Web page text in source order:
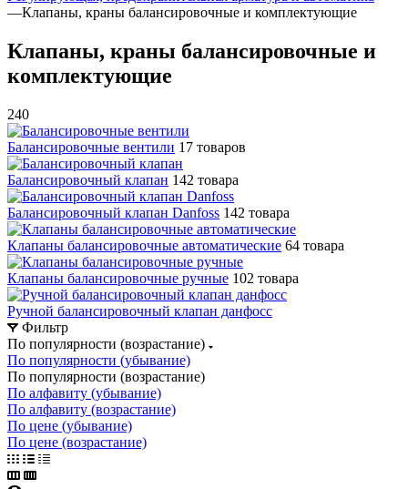
—Клапаны, краны балансировочные и комплектующие
Клапаны, краны балансировочные и
комплектующие
240
Балансировочные вентили 17 товаров
Балансировочный клапан 142 товара
Балансировочный клапан Danfoss 142 товара
Клапаны балансировочные автоматические 64 товара
Клапаны балансировочные ручные 102 товара
Ручной балансировочный клапан данфосс
Фильтр
По популярности (возрастание)
По популярности (убывание)
По популярности (возрастание)
По алфавиту (убывание)
По алфавиту (возрастание)
По цене (убывание)
По цене (возрастание)